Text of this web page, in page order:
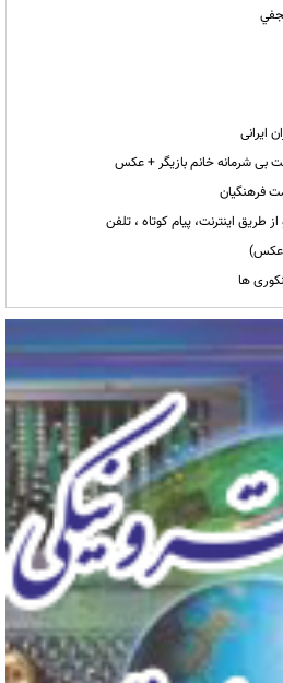
بی شرمانه خانم بازیگر + عکس
طریق اینترنت، پیام کوتاه ، تلفن
(عکس)
ها